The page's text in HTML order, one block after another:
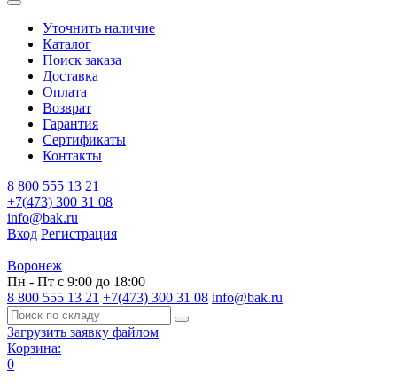
Уточнить наличие
Каталог
Поиск заказа
Доставка
Оплата
Возврат
Гарантия
Сертификаты
Контакты
8 800 555 13 21
+7(473) 300 31 08
info@bak.ru
Вход Регистрация
Воронеж
Пн - Пт с 9:00 до 18:00
8 800 555 13 21 +7(473) 300 31 08 info@bak.ru
Загрузить заявку файлом
Корзина:
0